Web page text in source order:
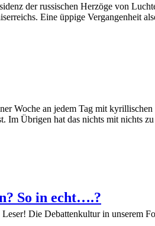
der russischen Herzöge von
Eine üppige Vergangenheit
Woche an jedem Tag mit
Im Übrigen hat das nichts mit nichts
So in echt….?
Die Debattenkultur in unserem